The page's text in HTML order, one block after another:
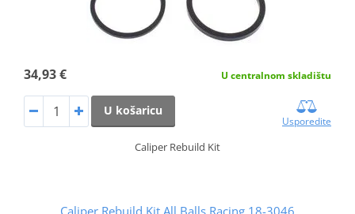
34,93 € U centralnom skladištu
U košaricu
Usporedite
Caliper Rebuild Kit
Caliper Rebuild Kit All Balls Racing 18-3046